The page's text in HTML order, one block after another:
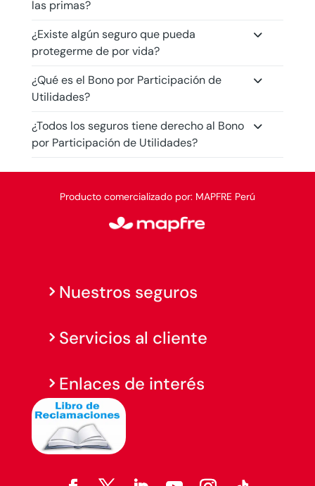
las primas?
¿Existe algún seguro que pueda
protegerme de por vida?
¿Qué es el Bono por Participación de
Utilidades?
¿Todos los seguros tiene derecho al Bono
por Participación de Utilidades?
Producto comercializado por: MAPFRE Perú
Nuestros seguros
Servicios al cliente
Enlaces de interés